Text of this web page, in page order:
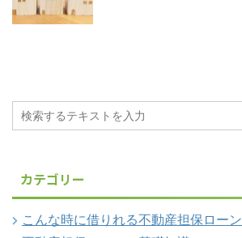
カテゴリー
こんな時に借りれる不動産担保ローン